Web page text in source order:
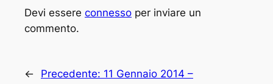
Devi essere connesso per inviare un
commento.
← Precedente: 11 Gennaio 2014 –